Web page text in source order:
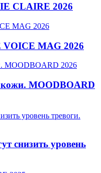
CLAIRE 2026
VOICE MAG 2026
MOODBOARD
снизить уровень